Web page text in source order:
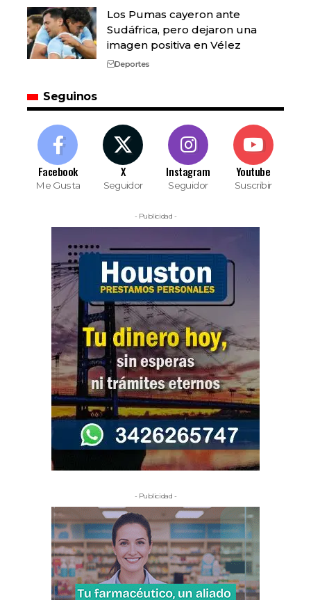
Los Pumas cayeron ante
Sudáfrica, pero dejaron una
imagen positiva en Vélez
Deportes
Seguinos
Facebook
Me Gusta
X
Seguidor
Instagram
Seguidor
Youtube
Suscribir
- Publicidad -
- Publicidad -